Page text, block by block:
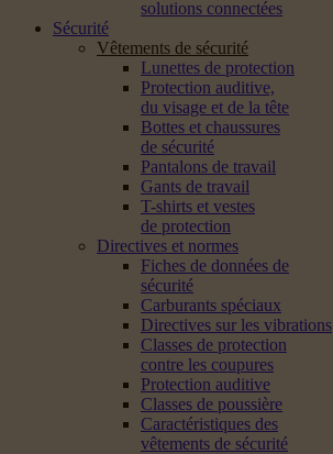
solutions connectées
Sécurité
Vêtements de sécurité
Lunettes de protection
Protection auditive,
du visage et de la tête
Bottes et chaussures
de sécurité
Pantalons de travail
Gants de travail
T-shirts et vestes
de protection
Directives et normes
Fiches de données de
sécurité
Carburants spéciaux
Directives sur les vibrations
Classes de protection
contre les coupures
Protection auditive
Classes de poussière
Caractéristiques des
vêtements de sécurité